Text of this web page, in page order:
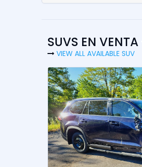
SUVS EN
VIEW ALL AVAILABLE SUV